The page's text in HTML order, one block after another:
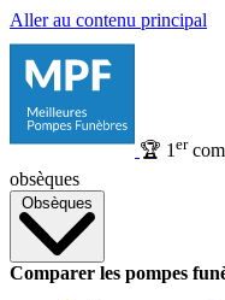
Aller au contenu principal
🏆 1 er
obsèques
Obsèques
Comparer les pompes